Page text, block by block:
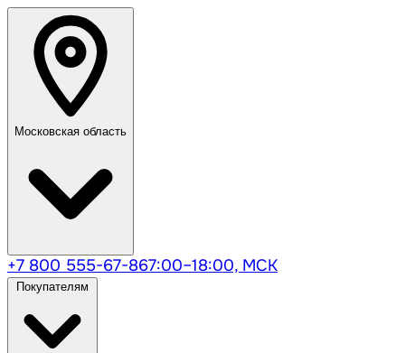
Московская область
+7 800 555-67-867:00–18:00, МСК